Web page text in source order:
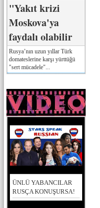
"Yakıt krizi
Moskova'ya
faydalı olabilir
Rusya’nın uzun yıllar Türk
domateslerine karşı yürttüğü
"sert mücadele"...
ÜNLÜ YABANCILAR
RUSÇA KONUŞURSA!